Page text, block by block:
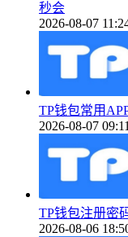
秒会
2026-08-07
TP钱包常用
2026-08-07
TP钱包注册密
2026-08-06